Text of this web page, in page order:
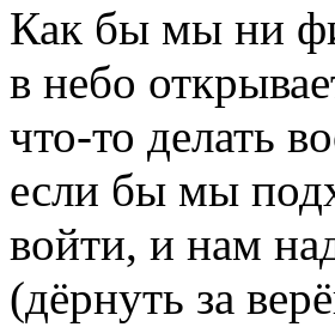
Как бы мы ни
в небо
что-то делать
если бы мы
войти, и нам
(дёрнуть за